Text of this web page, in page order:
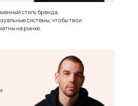
стиль бренда,
системы, чтобы твои
на рынке.